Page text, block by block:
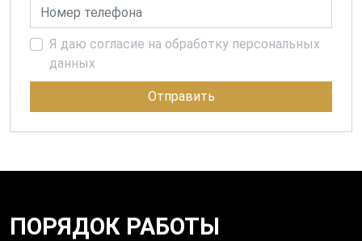
Номер телефона
Я даю согласие на обработку персональных
данных
Отправить
ПОРЯДОК РАБОТЫ